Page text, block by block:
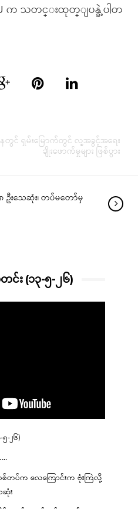
က သတင္းထုတ္ျပန္ခဲ့ပါတ
တွင် ရှမ်းမြောက်တွင် လူ့အခွင့်အရေး
ချိုးဖောက်မှုများ ဖြစ်ပွား
းသေဆုံး၊ တပ်မတော်မှ
း (၁၃-၅-၂၆)
-၂၆)
စစ်တပ်က လေကြောင်းက ဗုံးကြဲလို့
း